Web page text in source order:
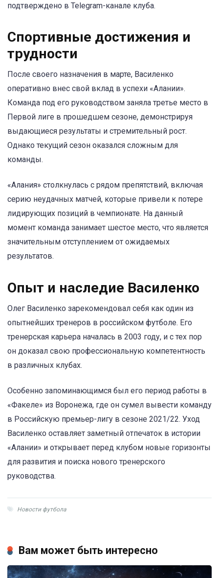
подтверждено в Telegram-канале клуба.
Спортивные достижения и
трудности
После своего назначения в марте, Василенко
оперативно внес свой вклад в успехи «Алании».
Команда под его руководством заняла третье место в
Первой лиге в прошедшем сезоне, демонстрируя
выдающиеся результаты и стремительный рост.
Однако текущий сезон оказался сложным для
команды.
«Алания» столкнулась с рядом препятствий, включая
серию неудачных матчей, которые привели к потере
лидирующих позиций в чемпионате. На данный
момент команда занимает шестое место, что является
значительным отступлением от ожидаемых
результатов.
Опыт и наследие Василенко
Олег Василенко зарекомендовал себя как один из
опытнейших тренеров в российском футболе. Его
тренерская карьера началась в 2003 году, и с тех пор
он доказал свою профессиональную компетентность
в различных клубах.
Особенно запоминающимся был его период работы в
«Факеле» из Воронежа, где он сумел вывести команду
в Российскую премьер-лигу в сезоне 2021/22. Уход
Василенко оставляет заметный отпечаток в истории
«Алании» и открывает перед клубом новые горизонты
для развития и поиска нового тренерского
руководства.
Новости футбола
Вам может быть интересно